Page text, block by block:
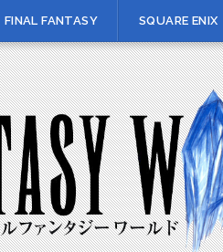
FINAL FANTASY SQUARE ENIX